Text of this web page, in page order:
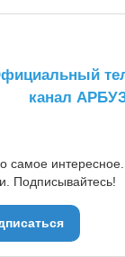
канал
самое
Подписывайтесь!